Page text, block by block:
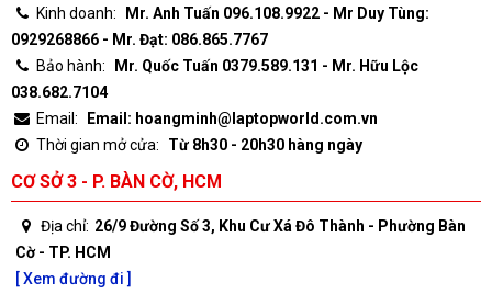
Kinh doanh:
Mr. Anh Tuấn 096.108.9922 - Mr Duy Tùng:
0929268866 - Mr. Đạt: 086.865.7767
Bảo hành:
Mr. Quốc Tuấn 0379.589.131 - Mr. Hữu Lộc
038.682.7104
Email:
Email: hoangminh@laptopworld.com.vn
Thời gian mở cửa:
Từ 8h30 - 20h30 hàng ngày
CƠ SỞ 3 - P. BÀN CỜ, HCM
Địa chỉ: 26/9 Đường Số 3, Khu Cư Xá Đô Thành - Phường Bàn
Cờ - TP. HCM
[ Xem đường đi ]